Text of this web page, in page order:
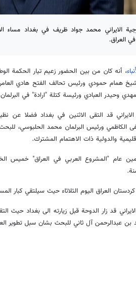
الايراني محمد جواد ظريف في بغداد مساء
العراق.
، أنه كان من بين الحضور زعيم تيار الحكمة
وحيدر العبادي ورئيسة كتلة "ارادة" في
الايراني قد التقى الاثنين في بغداد فضلا
الكاظمي ورئيس البرلمان محمد الحلبوسي، للبحث
والدولية ذات الاهتمام المشترك.
عام "المشروع العربي في العراق" خميس
العراق اليوم الثلاثاء حيث سيلتقي كبار
قد زار الدوحة قبل زيارته الى بغداد
بن عبدالرحمن آل ثاني للبحث بشان سبل تطوير